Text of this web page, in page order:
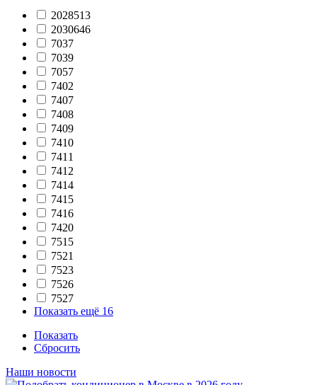
2028513
2030646
7037
7039
7057
7402
7407
7408
7409
7410
7411
7412
7414
7415
7416
7420
7515
7521
7523
7526
7527
Показать ещё 16
Показать
Сбросить
Наши новости